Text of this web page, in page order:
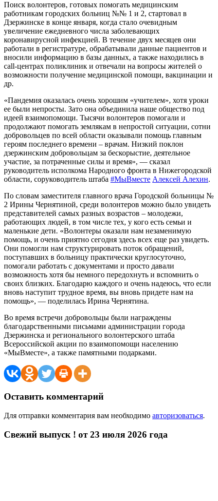
Поиск волонтеров, готовых помогать медицинским
работникам городских больниц №№ 1 и 2, стартовал в
Дзержинске в конце января, когда стало очевидным
увеличение ежедневного числа заболевающих
коронавирусной инфекцией. В течение двух месяцев они
работали в регистратуре, обрабатывали данные пациентов и
вносили информацию в базы данных, а также находились в
call-центрах поликлиник и отвечали на вопросы жителей о
возможности получение медицинской помощи, вакцинации и
др.
«Пандемия оказалась очень хорошим «учителем», хотя уроки
ее были непросты. Зато она объединила наше общество под
идеей взаимопомощи. Тысячи волонтеров помогали и
продолжают помогать землякам в непростой ситуации, сотни
добровольцев по всей области оказывали помощь главным
героям последнего времени – врачам. Низкий поклон
дзержинским добровольцам за бескорыстие, деятельное
участие, за потраченные силы и время», — сказал
руководитель исполкома Народного фронта в Нижегородской
области, соруководитель штаба #МыВместе Алексей Алехин.
По словам заместителя главного врача Городской больницы №
2 Ирины Чернятиной, среди волонтеров можно было увидеть
представителей самых разных возрастов – молодежи,
работающих людей, в том числе тех, у кого есть семьи и
маленькие дети. «Волонтеры оказали нам незаменимую
помощь, и очень приятно сегодня здесь всех еще раз увидеть.
Они помогли нам структурировать поток обращений,
поступавших в больницу практически круглосуточно,
помогали работать с документами и просто давали
возможность хотя бы немного передохнуть и вспомнить о
своих близких. Благодарю каждого и очень надеюсь, что если
вновь наступит трудное время, вы вновь придете нам на
помощь», — поделилась Ирина Чернятина.
Во время встречи добровольцы были награждены
благодарственными письмами администрации города
Дзержинска и регионального волонтерского штаба
Всероссийской акции по взаимопомощи населению
«МыВместе», а также памятными подарками.
Оставить комментарий
Для отправки комментария вам необходимо авторизоваться.
Свежий выпуск ! от 23 июля 2026 года